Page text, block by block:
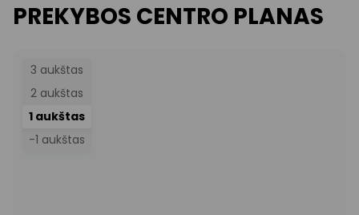
PREKYBOS CENTRO PLANAS